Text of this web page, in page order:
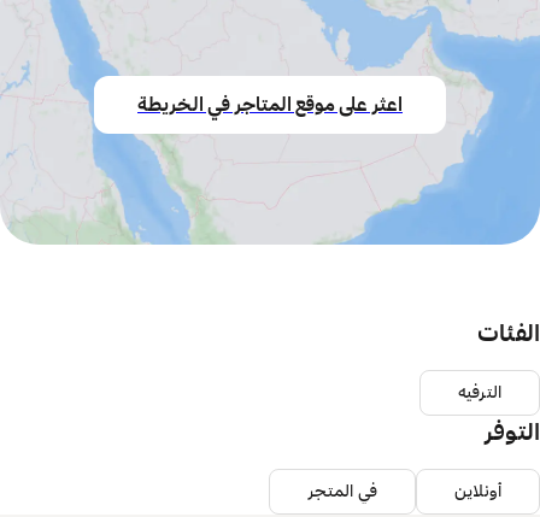
اعثر على موقع المتاجر في الخريطة
الفئات
الترفيه
التوفر
أونلاين في المتجر